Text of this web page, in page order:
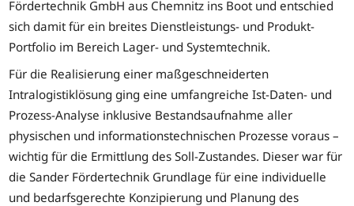
Fördertechnik GmbH aus Chemnitz ins Boot und entschied
sich damit für ein breites Dienstleistungs- und Produkt-
Portfolio im Bereich Lager- und Systemtechnik.
Für die Realisierung einer maßgeschneiderten
Intralogistiklösung ging eine umfangreiche Ist-Daten- und
Prozess-Analyse inklusive Bestandsaufnahme aller
physischen und informationstechnischen Prozesse voraus –
wichtig für die Ermittlung des Soll-Zustandes. Dieser war für
die Sander Fördertechnik Grundlage für eine individuelle
und bedarfsgerechte Konzipierung und Planung des